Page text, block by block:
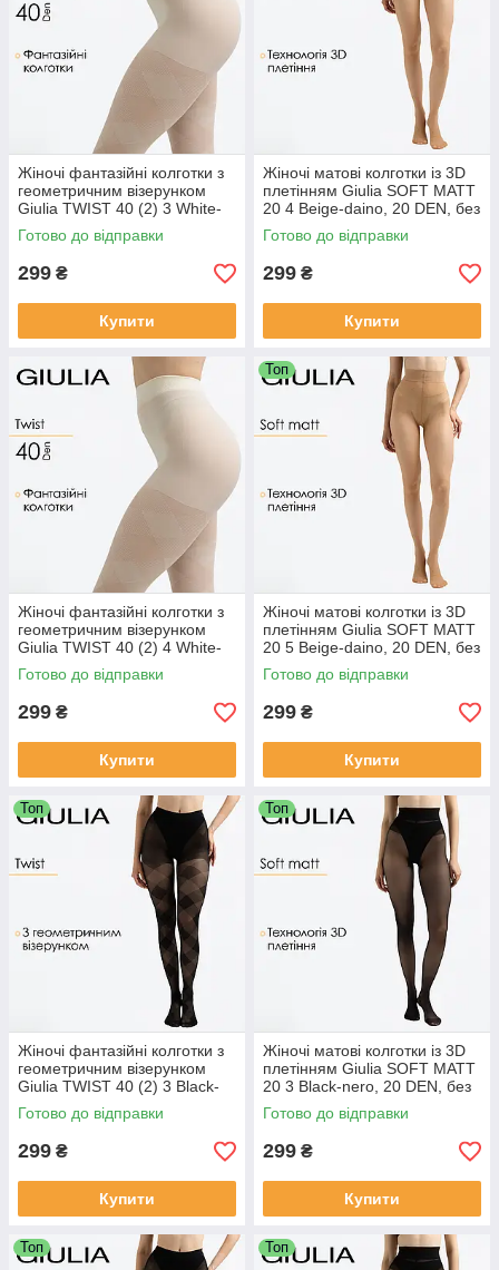
Жіночі фантазійні колготки з
геометричним візерунком
Giulia TWIST 40 (2) 3 White-
crema
Готово до відправки
299 ₴
Купити
Жіночі матові колготки із 3D
плетінням Giulia SOFT MATT
20 4 Beige-daino, 20 DEN, без
шортиків, матові
Готово до відправки
299 ₴
Купити
Жіночі фантазійні колготки з
геометричним візерунком
Giulia TWIST 40 (2) 4 White-
crema
Готово до відправки
299 ₴
Купити
Топ
Жіночі матові колготки із 3D
плетінням Giulia SOFT MATT
20 5 Beige-daino, 20 DEN, без
шортиків, матові
Готово до відправки
299 ₴
Купити
Топ
Жіночі фантазійні колготки з
геометричним візерунком
Giulia TWIST 40 (2) 3 Black-
nero, 40 DEN, геометричний
принт
Готово до відправки
299 ₴
Купити
Топ
Жіночі матові колготки із 3D
плетінням Giulia SOFT MATT
20 3 Black-nero, 20 DEN, без
шортиків, матові
Готово до відправки
299 ₴
Купити
Топ Топ